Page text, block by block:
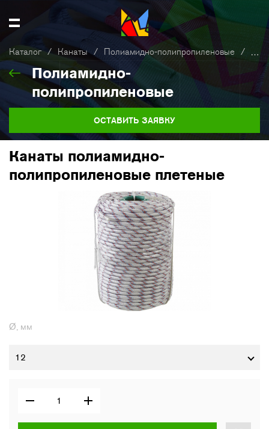
Каталог / Канаты / Полиамидно-полипропиленовые /
Полиамидно-
полипропиленовые
ОСТАВИТЬ ЗАЯВКУ
Канаты полиамидно-
полипропиленовые плетеные
Ø, мм
12